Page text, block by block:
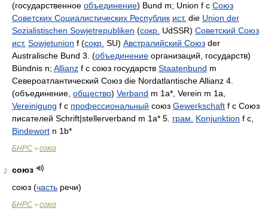
(государственное объединение) Bund m; Union f c Союз
Советских Социалистических Республик ист. die Union der
Sozialistischen Sowjetrepubliken (сокр. UdSSR) Советский Союз
ист. Sowjetunion f (сокр. SU) Австралийский Союз der
Australische Bund 3. (объединение организаций, государств)
Bündnis n; Allianz f c союз государств Staatenbund m
Североатлантический Союз die Nordatlantische Allianz 4.
(объединение, общество) Verband m 1a*, Verein m 1a,
Vereinigung f c профессиональный союз Gewerkschaft f c Союз
писателей Schrift|stellerverband m 1a* 5. грам. Konjunktion f c,
Bindewort n 1b*
БНРС > союз
2
союз
союз (часть речи)
БНРС > союз